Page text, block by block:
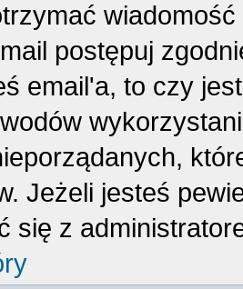
postępuj
email'a, to czy
Jeżeli jesteś
się z